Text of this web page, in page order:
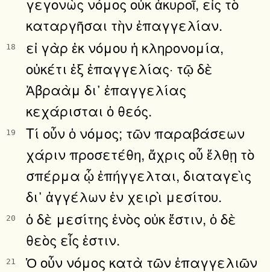
καταργῆσαι τὴν ἐπαγγελίαν.
18
εἰ γὰρ ἐκ νόμου ἡ κληρονομία,
οὐκέτι ἐξ ἐπαγγελίας· τῷ δὲ
Ἀβραὰμ δι᾿ ἐπαγγελίας
κεχάρισται ὁ θεός.
19
Τί οὖν ὁ νόμος; τῶν παραβάσεων
χάριν προσετέθη, ἄχρις οὗ ἔλθῃ τὸ
σπέρμα ᾧ ἐπήγγελται, διαταγεὶς
δι᾿ ἀγγέλων ἐν χειρὶ μεσίτου.
20
ὁ δὲ μεσίτης ἑνὸς οὐκ ἔστιν, ὁ δὲ
θεὸς εἷς ἐστιν.
21
Ὁ οὖν νόμος κατὰ τῶν ἐπαγγελιῶν